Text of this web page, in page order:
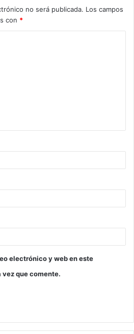
no será publicada. Los campos
con *
electrónico y web en este
vez que comente.